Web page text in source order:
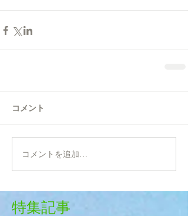
コメント
コメントを追加…
特集記事